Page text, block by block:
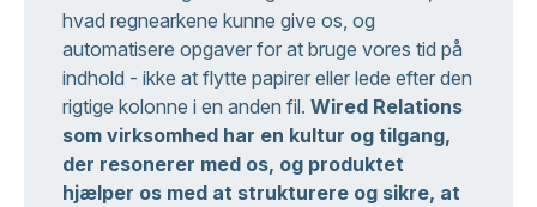
hvad regnearkene kunne give os, og
automatisere opgaver for at bruge vores tid på
indhold - ikke at flytte papirer eller lede efter den
rigtige kolonne i en anden fil. Wired Relations
som virksomhed har en kultur og tilgang,
der resonerer med os, og produktet
hjælper os med at strukturere og sikre, at